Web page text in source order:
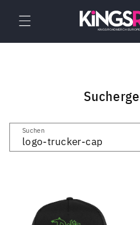
zum
Inhalt
Suchen